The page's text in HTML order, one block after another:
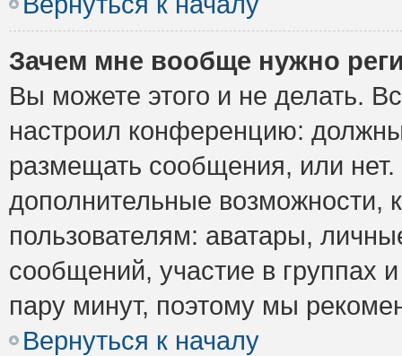
Зачем мне вообще нужно
Вы можете этого и не делать.
настроил конференцию:
размещать сообщения, или
дополнительные возможности,
пользователям: аватары,
сообщений, участие в группах
пару минут, поэтому мы
Вернуться к началу